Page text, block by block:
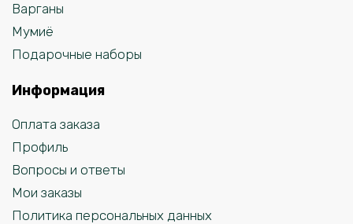
Варганы
Мумиё
Подарочные наборы
Информация
Оплата заказа
Профиль
Вопросы и ответы
Мои заказы
Политика персональных данных